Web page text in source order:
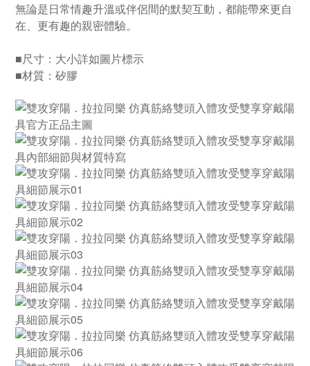
無論是日常情趣升溫或伴侶間的默契互動，都能帶來更自
在、更有趣的親密體驗。
■尺寸：大小詳如圖片標示
■材質：矽膠